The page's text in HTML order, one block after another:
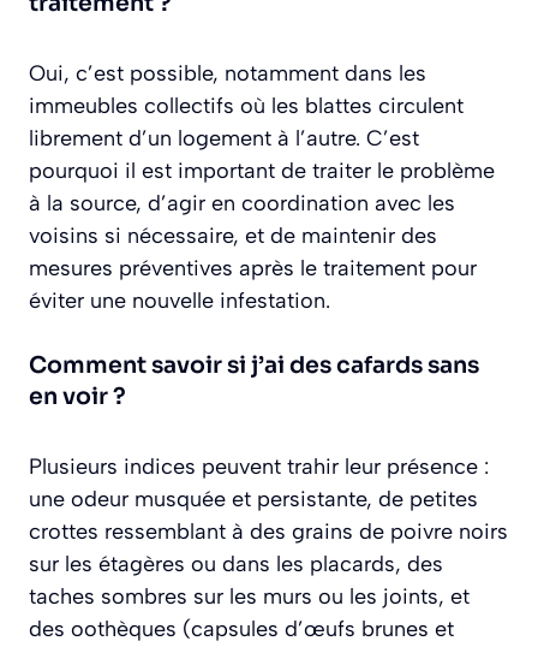
Oui, c’est possible, notamment dans les
immeubles collectifs où les blattes circulent
librement d’un logement à l’autre. C’est
pourquoi il est important de traiter le problème
à la source, d’agir en coordination avec les
voisins si nécessaire, et de maintenir des
mesures préventives après le traitement pour
éviter une nouvelle infestation.
Comment savoir si j’ai des cafards sans
en voir ?
Plusieurs indices peuvent trahir leur présence :
une odeur musquée et persistante, de petites
crottes ressemblant à des grains de poivre noirs
sur les étagères ou dans les placards, des
taches sombres sur les murs ou les joints, et
des oothèques (capsules d’œufs brunes et